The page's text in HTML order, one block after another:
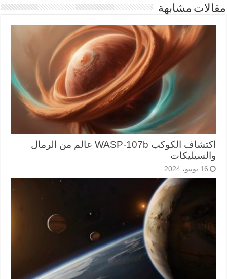
مقالات مشابهة
اكتشاف الكوكب WASP-107b عالم من الرمال
والسيليكات
16 يونيو، 2024